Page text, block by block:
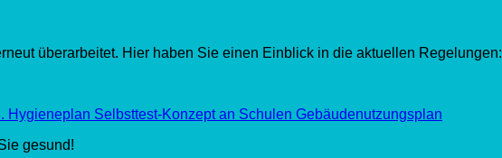
überarbeitet. Hier haben Sie einen Einblick in die aktuellen Regelungen:
Hygieneplan Selbsttest-Konzept an Schulen Gebäudenutzungsplan
gesund!